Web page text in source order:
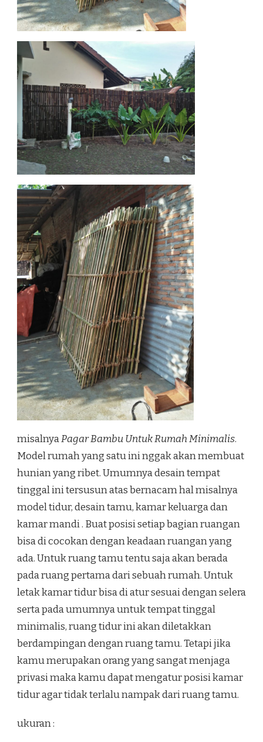
misalnyaPagar Bambu Untuk Rumah Minimalis.
Model rumah yang satu ini nggak akan membuat
hunian yang ribet. Umumnya desain tempat
tinggal ini tersusun atas bernacam hal misalnya
model tidur, desain tamu, kamar keluarga dan
kamar mandi . Buat posisi setiap bagian ruangan
bisa di cocokan dengan keadaan ruangan yang
ada. Untuk ruang tamu tentu saja akan berada
pada ruang pertama dari sebuah rumah. Untuk
letak kamar tidur bisa di atur sesuai dengan selera
serta pada umumnya untuk tempat tinggal
minimalis, ruang tidur ini akan diletakkan
berdampingan dengan ruang tamu. Tetapi jika
kamu merupakan orang yang sangat menjaga
privasi maka kamu dapat mengatur posisi kamar
tidur agar tidak terlalu nampak dari ruang tamu.
ukuran :